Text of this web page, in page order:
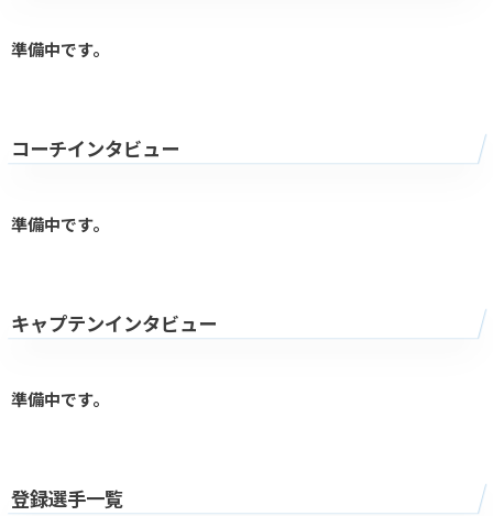
準備中です。
コーチインタビュー
準備中です。
キャプテンインタビュー
準備中です。
登録選手一覧